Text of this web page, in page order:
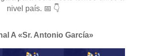
nivel país. 📅 👇
A «Sr. Antonio García»